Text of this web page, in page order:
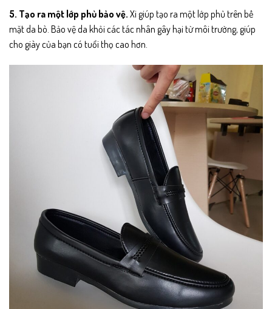
5. Tạo ra một lớp phủ bảo vệ. Xi giúp tạo ra một lớp phủ trên bề
mặt da bò. Bảo vệ da khỏi các tác nhân gây hại từ môi trường, giúp
cho giày của bạn có tuổi thọ cao hơn.